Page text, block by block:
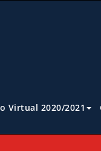
Virtual 2020/2021